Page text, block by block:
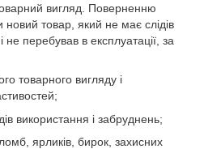
вигляд. Поверненню
новий товар, який не має слідів
не перебував в експлуатації, за
товарного вигляду і
використання і забруднень;
ярликів, бирок, захисних